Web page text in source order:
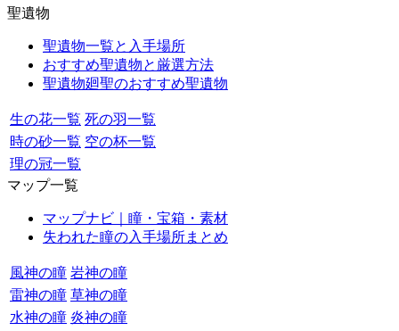
聖遺物
聖遺物一覧と入手場所
おすすめ聖遺物と厳選方法
聖遺物廻聖のおすすめ聖遺物
生の花一覧 死の羽一覧
時の砂一覧 空の杯一覧
理の冠一覧
マップ一覧
マップナビ｜瞳・宝箱・素材
失われた瞳の入手場所まとめ
風神の瞳 岩神の瞳
雷神の瞳 草神の瞳
水神の瞳 炎神の瞳